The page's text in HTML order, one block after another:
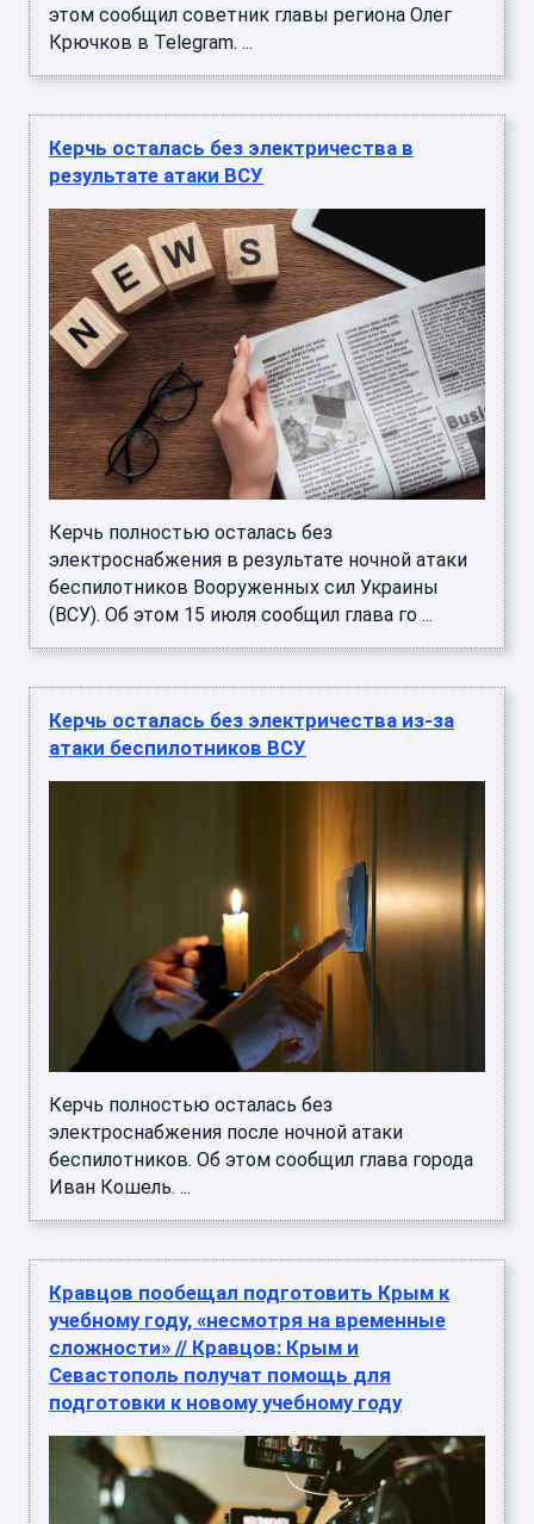
этом сообщил советник главы региона Олег
Крючков в Telegram. ...
Керчь осталась без электричества в
результате атаки ВСУ
Керчь полностью осталась без
электроснабжения в результате ночной атаки
беспилотников Вооруженных сил Украины
(ВСУ). Об этом 15 июля сообщил глава го ...
Керчь осталась без электричества из-за
атаки беспилотников ВСУ
Керчь полностью осталась без
электроснабжения после ночной атаки
беспилотников. Об этом сообщил глава города
Иван Кошель. ...
Кравцов пообещал подготовить Крым к
учебному году, «несмотря на временные
сложности» // Кравцов: Крым и
Севастополь получат помощь для
подготовки к новому учебному году